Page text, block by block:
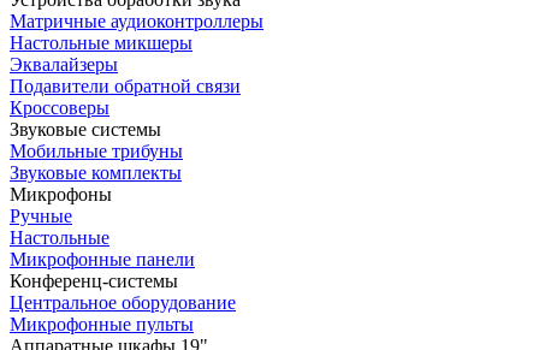
Матричные аудиоконтроллеры
Настольные микшеры
Эквалайзеры
Подавители обратной связи
Кроссоверы
Звуковые системы
Мобильные трибуны
Звуковые комплекты
Микрофоны
Ручные
Настольные
Микрофонные панели
Конференц-системы
Центральное оборудование
Микрофонные пульты
Аппаратные шкафы 19"